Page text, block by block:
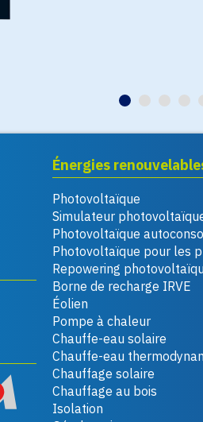
Énergies
Photovoltaïque
Simulateur
Photovoltaïque
Photovoltaïque pour les
Repowering
Borne de recharge IRVE
Éolien
Pompe à chaleur
Chauffe-eau solaire
Chauffe-eau
Chauffage solaire
Chauffage au bois
Isolation